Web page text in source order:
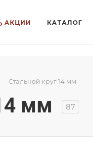
АКЦИИ КАТАЛОГ
Стальной круг 14 мм
мм 87